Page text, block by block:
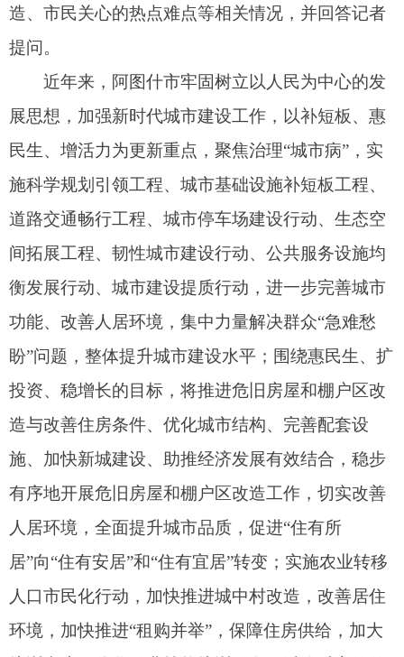
道路交通畅行工程、城市停车场建设行动、生态空
间拓展工程、韧性城市建设行动、公共服务设施均
功能、改善人居环境，集中力量解决群众“急难愁
盼”问题，整体提升城市建设水平；围绕惠民生、扩
投资、稳增长的目标，将推进危旧房屋和棚户区改
造与改善住房条件、优化城市结构、完善配套设
施、加快新城建设、助推经济发展有效结合，稳步
人居环境，全面提升城市品质，促进“住有所
居”向“住有安居”和“住有宜居”转变；实施农业转移
人口市民化行动，加快推进城中村改造，改善居住
环境，加快推进“租购并举”，保障住房供给，加大
培训力度，优化职业技能培训服务，以优质高效的
造高品质生活空间，提高群众获得感、幸福感、安
全感。
阿图什市住建局（人防办）党组书记、副局长
董程远说：“我们将持续聚焦群众‘急难愁盼’问题，
坚持人民城市人民建、人民城市为人民，按照‘拓宽
秀、美’为发展目标，着力推进老城更新、新区建
设，不断完善城市功能，优化城市结构，让发展成